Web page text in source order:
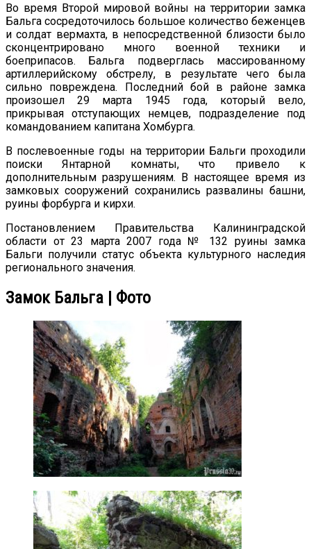
Во время Второй мировой войны на территории замка
Бальга сосредоточилось большое количество беженцев
и солдат вермахта, в непосредственной близости было
сконцентрировано много военной техники и
боеприпасов. Бальга подверглась массированному
артиллерийскому обстрелу, в результате чего была
сильно повреждена. Последний бой в районе замка
произошел 29 марта 1945 года, который вело,
прикрывая отступающих немцев, подразделение под
командованием капитана Хомбурга.
В послевоенные годы на территории Бальги проходили
поиски Янтарной комнаты, что привело к
дополнительным разрушениям. В настоящее время из
замковых сооружений сохранились развалины башни,
руины форбурга и кирхи.
Постановлением Правительства Калининградской
области от 23 марта 2007 года № 132 руины замка
Бальги получили статус объекта культурного наследия
регионального значения.
Замок Бальга | Фото